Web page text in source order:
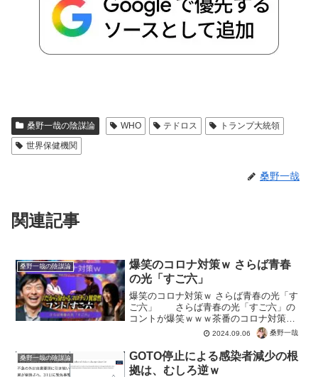
桑野一哉の陰謀論 WHO テドロス
トランプ大統領
世界保健機関
桑野一哉
関連記事
桑野一哉の陰謀論
爆笑のコロナ対策ｗ さらば青春
の光「すご六」
爆笑のコロナ対策ｗ さらば青春の光「す
ご六」 さらば青春の光「すご六」の
コントが爆笑ｗｗｗ茶番のコロナ対策の
だけでなく、PCRクジのインサイトなど
秀逸。これは当時から、コロナは茶番だ
と見抜いていたからこそわかる感覚です
ね。真に受け騙され怯...
2024.09.06 桑野一哉
桑野一哉の陰謀論
GOTO停止による感染者減少の根
拠は、むしろ逆ｗ